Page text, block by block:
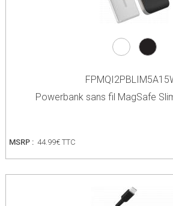
Powerbank sans fil MagSafe
MSRP : 44.99€ TTC